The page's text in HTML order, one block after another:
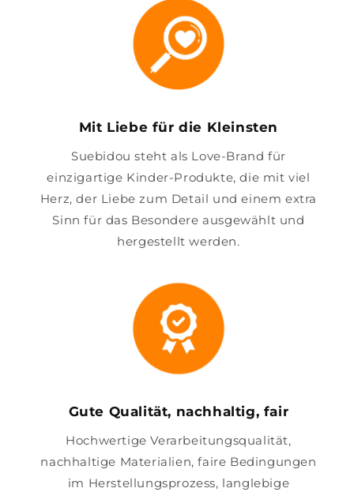
Mit Liebe für die Kleinsten
Suebidou steht als Love-Brand für
einzigartige Kinder-Produkte, die mit viel
Herz, der Liebe zum Detail und einem extra
Sinn für das Besondere ausgewählt und
hergestellt werden.
Gute Qualität, nachhaltig, fair
Hochwertige Verarbeitungsqualität,
nachhaltige Materialien, faire Bedingungen
im Herstellungsprozess, langlebige